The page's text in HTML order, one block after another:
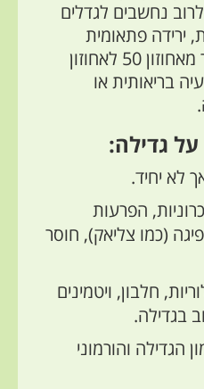
זמן, לרוב נחשבים לגדלים
ירידה פתאומית
באחוזון הגובה, כמו מעבר מאחוזון 50 לאחוזון
בריאותית או
גדילה:
לא יחיד.
הפרעות
(כמו צליאק), חוסר
חלבון, ויטמינים
בגדילה.
הגדילה והורמוני